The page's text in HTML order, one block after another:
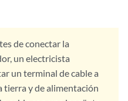
de conectar la
un electricista
un terminal de cable a
tierra y de alimentación